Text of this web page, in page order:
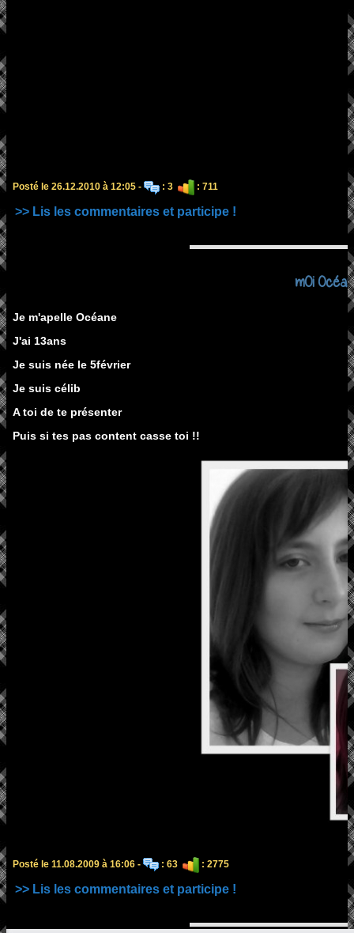
Posté le 26.12.2010 à 12:05 - : 3 : 711
>> Lis les commentaires et participe !
mOi
Je m'apelle Océane
J'ai 13ans
Je suis née le 5février
Je suis célib
A toi de te présenter
Puis si tes pas content casse toi !!
Posté le 11.08.2009 à 16:06 - : 63 : 2775
>> Lis les commentaires et participe !